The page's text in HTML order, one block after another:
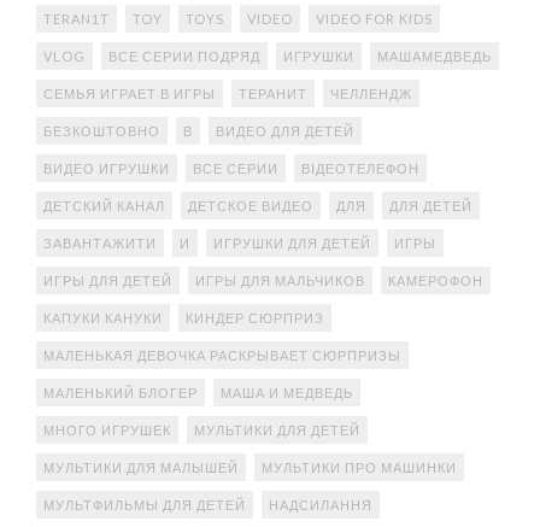
TERAN1T TOY TOYS VIDEO VIDEO FOR KIDS
VLOG ВСЕ СЕРИИ ПОДРЯД ИГРУШКИ МАШАМЕДВЕДЬ
СЕМЬЯ ИГРАЕТ В ИГРЫ ТЕРАНИТ ЧЕЛЛЕНДЖ
БЕЗКОШТОВНО В ВИДЕО ДЛЯ ДЕТЕЙ
ВИДЕО ИГРУШКИ ВСЕ СЕРИИ ВІДЕОТЕЛЕФОН
ДЕТСКИЙ КАНАЛ ДЕТСКОЕ ВИДЕО ДЛЯ ДЛЯ ДЕТЕЙ
ЗАВАНТАЖИТИ И ИГРУШКИ ДЛЯ ДЕТЕЙ ИГРЫ
ИГРЫ ДЛЯ ДЕТЕЙ ИГРЫ ДЛЯ МАЛЬЧИКОВ КАМЕРОФОН
КАПУКИ КАНУКИ КИНДЕР СЮРПРИЗ
МАЛЕНЬКАЯ ДЕВОЧКА РАСКРЫВАЕТ СЮРПРИЗЫ
МАЛЕНЬКИЙ БЛОГЕР МАША И МЕДВЕДЬ
МНОГО ИГРУШЕК МУЛЬТИКИ ДЛЯ ДЕТЕЙ
МУЛЬТИКИ ДЛЯ МАЛЫШЕЙ МУЛЬТИКИ ПРО МАШИНКИ
МУЛЬТФИЛЬМЫ ДЛЯ ДЕТЕЙ НАДСИЛАННЯ